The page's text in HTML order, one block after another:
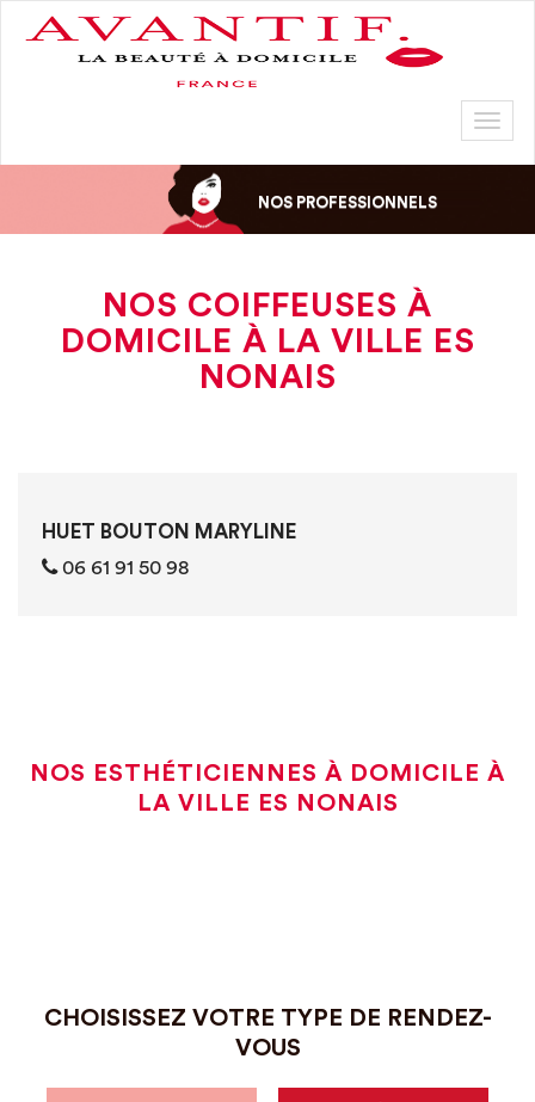
NOS PROFESSIONNELS
NOS COIFFEUSES À
DOMICILE À LA VILLE ES
NONAIS
HUET BOUTON MARYLINE
06 61 91 50 98
NOS ESTHÉTICIENNES À DOMICILE À
LA VILLE ES NONAIS
CHOISISSEZ VOTRE TYPE DE RENDEZ-
VOUS